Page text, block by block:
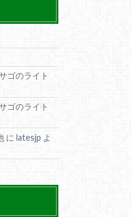
ゴのライト
ゴのライト
にlatesjp よ